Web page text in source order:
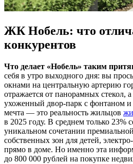
ЖК Нобель: что
конкурентов
Что делает «Нобель» таким
себя в утро выходного дня: вы
окнами на центральную артерию
отражается от панорамных стекол,
ухоженный двор-парк с фонтаном и
мечта — это реальность жильцов
в 2025 году. В среднем только 23%
уникальном сочетании
собственных зон для детей,
прямо в доме. Но именно эта
до 800 000 рублей на покупке